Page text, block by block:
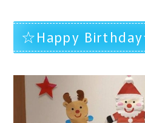
☆Happy